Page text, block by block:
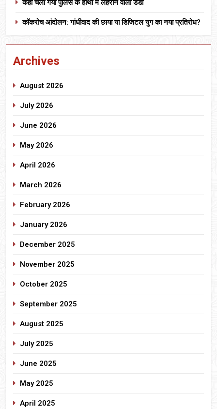
कहां चला गया पुलिस के हाथों में लहराने वाला डंडा
कॉकरोच आंदोलन: गांधीवाद की छाया या डिजिटल युग का नया प्रतिरोध?
Archives
August 2026
July 2026
June 2026
May 2026
April 2026
March 2026
February 2026
January 2026
December 2025
November 2025
October 2025
September 2025
August 2025
July 2025
June 2025
May 2025
April 2025